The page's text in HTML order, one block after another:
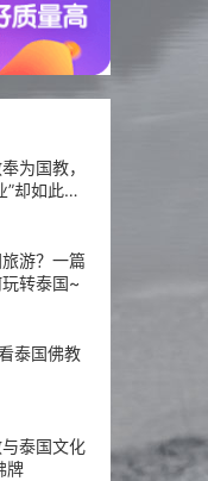
为国教，
”却如此繁
游？一篇
转泰国~
泰国佛教
泰国文化
牌